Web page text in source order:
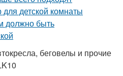
беговелы и прочие